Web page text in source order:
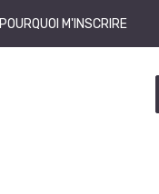
POURQUOI M'INSCRIRE